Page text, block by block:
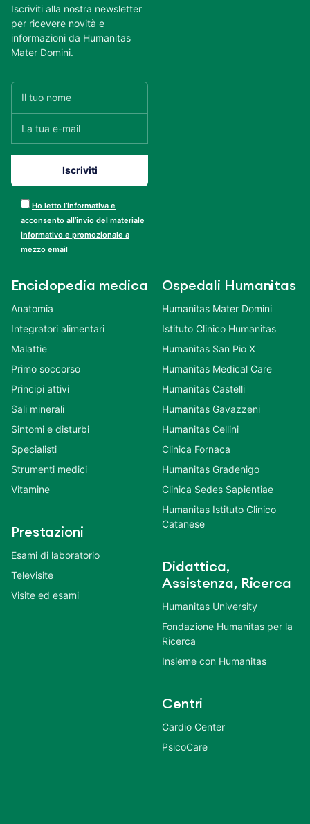
Iscriviti alla nostra newsletter
per ricevere novità e
informazioni da Humanitas
Mater Domini.
Ho letto l’informativa e
acconsento all’invio del materiale
informativo e promozionale a
mezzo email
Enciclopedia medica
Anatomia
Integratori alimentari
Malattie
Primo soccorso
Principi attivi
Sali minerali
Sintomi e disturbi
Specialisti
Strumenti medici
Vitamine
Prestazioni
Esami di laboratorio
Televisite
Visite ed esami
Ospedali Humanitas
Humanitas Mater Domini
Istituto Clinico Humanitas
Humanitas San Pio X
Humanitas Medical Care
Humanitas Castelli
Humanitas Gavazzeni
Humanitas Cellini
Clinica Fornaca
Humanitas Gradenigo
Clinica Sedes Sapientiae
Humanitas Istituto Clinico
Catanese
Didattica,
Assistenza, Ricerca
Humanitas University
Fondazione Humanitas per la
Ricerca
Insieme con Humanitas
Centri
Cardio Center
PsicoCare